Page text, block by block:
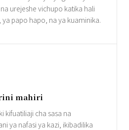
urejeshe vichupo katika hali
ya papo hapo, na ya kuaminika.
mahiri
kifuatiliaji cha sasa na
ya nafasi ya kazi, ikibadilika